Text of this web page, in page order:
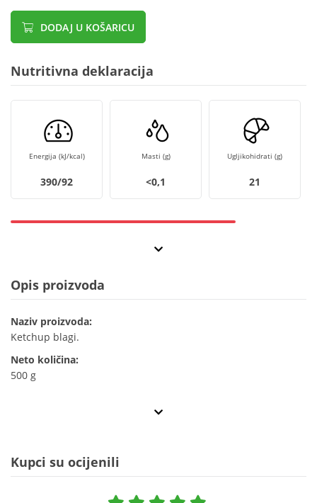
DODAJ U KOŠARICU
Nutritivna deklaracija
Energija (kJ/kcal)
390/92
Masti (g)
<0,1
Ugljikohidrati (g)
21
Opis proizvoda
Naziv proizvoda:
Ketchup blagi.
Neto količina:
500 g
Kupci su ocijenili